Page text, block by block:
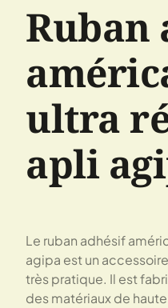
Ruban
ultra
apli
Le ruban adhésif
agipa est un
très pratique. Il est
des matériaux de